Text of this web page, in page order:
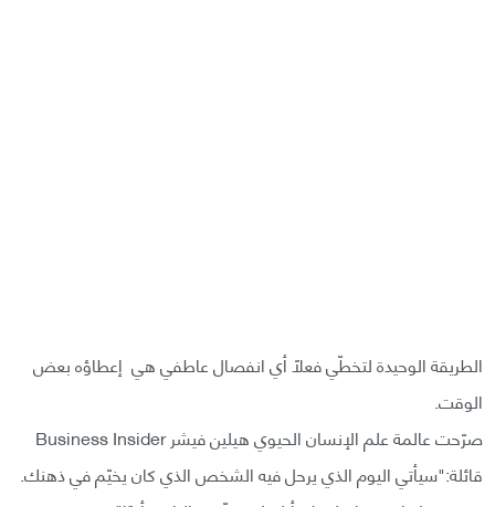
الطريقة الوحيدة لتخطّي فعلًا أي انفصال عاطفي هي إعطاؤه بعض
الوقت.
صرّحت عالمة علم الإنسان الحيوي هيلين فيشر Business Insider
قائلة:"سيأتي اليوم الذي يرحل فيه الشخص الذي كان يخيّم في ذهنك.